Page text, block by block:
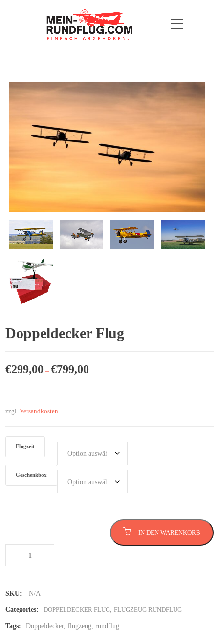
Doppeldecker Flug
€299,00 –€799,00
zzgl.Versandkosten
Flugzeit
Geschenkbox
IN DEN WARENKORB
SKU: N/A
Categories: DOPPELDECKER FLUG ,FLUGZEUG RUNDFLUG
Tags: Doppeldecker,flugzeug ,rundflug